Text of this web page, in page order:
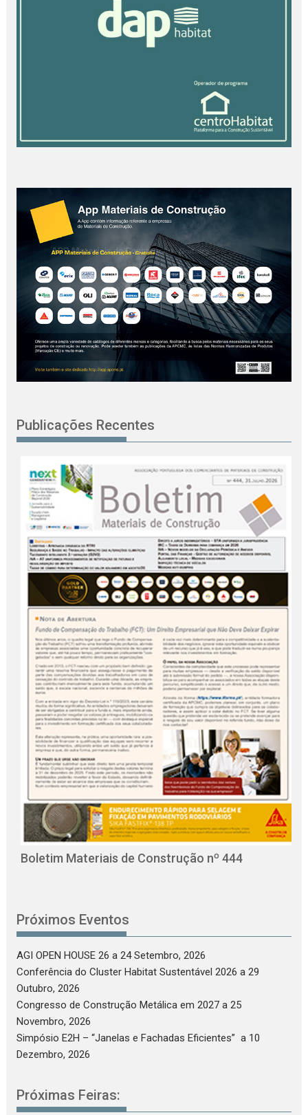
Publicações Recentes
Boletim Materiais de Construção nº 444
Próximos Eventos
AGI OPEN HOUSE 26 a 24 Setembro, 2026
Conferência do Cluster Habitat Sustentável 2026 a 29
Outubro, 2026
Congresso de Construção Metálica em 2027 a 25
Novembro, 2026
Simpósio E2H – “Janelas e Fachadas Eficientes” a 10
Dezembro, 2026
Próximas Feiras: